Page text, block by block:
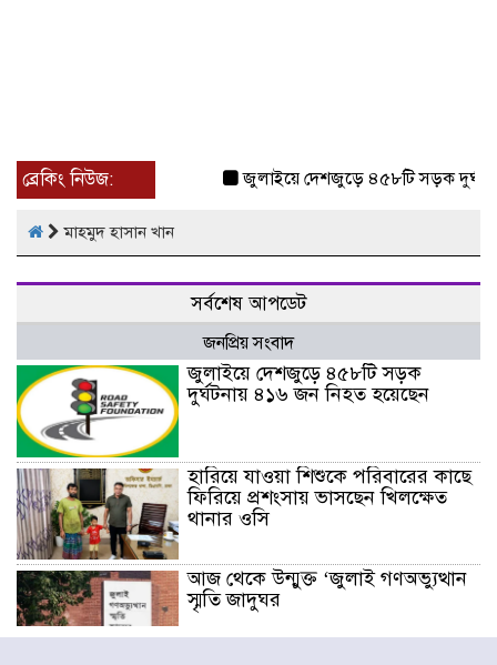
ব্রেকিং নিউজ: জুলাইয়ে দেশজুড়ে ৪৫৮টি সড়ক
মাহমুদ হাসান খান
সর্বশেষ আপডেট
জনপ্রিয় সংবাদ
জুলাইয়ে দেশজুড়ে ৪৫৮টি সড়ক
দুর্ঘটনায় ৪১৬ জন নিহত হয়েছেন
হারিয়ে যাওয়া শিশুকে পরিবারের কাছে
ফিরিয়ে প্রশংসায় ভাসছেন খিলক্ষেত
থানার ওসি
আজ থেকে উন্মুক্ত ‘জুলাই গণঅভ্যুত্থান
স্মৃতি জাদুঘর